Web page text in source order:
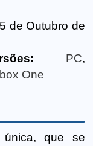
de Outubro de
PC,
One
única, que se